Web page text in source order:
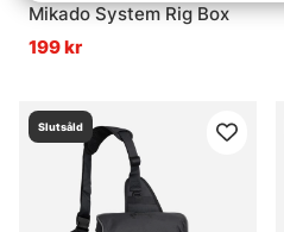
Mikado System Rig Box
199 kr
Slutsåld